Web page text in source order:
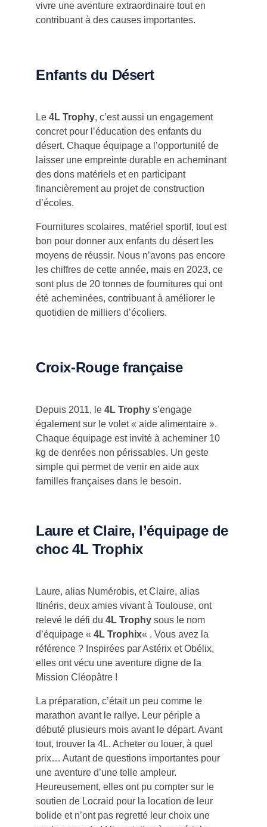
vivre une aventure extraordinaire tout en
contribuant à des causes importantes.
Enfants du Désert
Le 4L Trophy, c’est aussi un engagement
concret pour l’éducation des enfants du
désert. Chaque équipage a l’opportunité de
laisser une empreinte durable en acheminant
des dons matériels et en participant
financièrement au projet de construction
d’écoles.
Fournitures scolaires, matériel sportif, tout est
bon pour donner aux enfants du désert les
moyens de réussir. Nous n’avons pas encore
les chiffres de cette année, mais en 2023, ce
sont plus de 20 tonnes de fournitures qui ont
été acheminées, contribuant à améliorer le
quotidien de milliers d’écoliers.
Croix-Rouge française
Depuis 2011, le 4L Trophy s’engage
également sur le volet « aide alimentaire ».
Chaque équipage est invité à acheminer 10
kg de denrées non périssables. Un geste
simple qui permet de venir en aide aux
familles françaises dans le besoin.
Laure et Claire, l’équipage de
choc 4L Trophix
Laure, alias Numérobis, et Claire, alias
Itinéris, deux amies vivant à Toulouse, ont
relevé le défi du 4L Trophy sous le nom
d’équipage « 4L Trophix« . Vous avez la
référence ? Inspirées par Astérix et Obélix,
elles ont vécu une aventure digne de la
Mission Cléopâtre !
La préparation, c’était un peu comme le
marathon avant le rallye. Leur périple a
débuté plusieurs mois avant le départ. Avant
tout, trouver la 4L. Acheter ou louer, à quel
prix… Autant de questions importantes pour
une aventure d’une telle ampleur.
Heureusement, elles ont pu compter sur le
soutien de Locraid pour la location de leur
bolide et n’ont pas regretté leur choix une